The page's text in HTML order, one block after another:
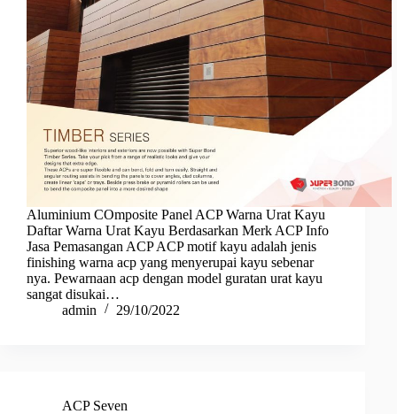
Aluminium COmposite Panel ACP Warna Urat Kayu
Daftar Warna Urat Kayu Berdasarkan Merk ACP Info
Jasa Pemasangan ACP ACP motif kayu adalah jenis
finishing warna acp yang menyerupai kayu sebenar
nya. Pewarnaan acp dengan model guratan urat kayu
sangat disukai…
admin
29/10/2022
ACP Seven